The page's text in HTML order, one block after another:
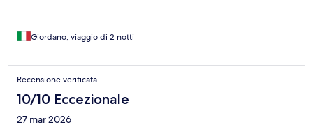
Giordano, viaggio di 2 notti
Recensione verificata
10/10 Eccezionale
27 mar 2026